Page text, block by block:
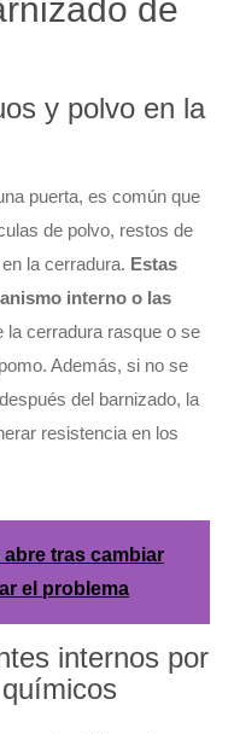
de
y polvo en la
puerta, es común que
de polvo, restos de
la cerradura. Estas
interno o las
la cerradura rasque o se
Además, si no se
del barnizado, la
resistencia en los
abre tras cambiar
el problema
internos por